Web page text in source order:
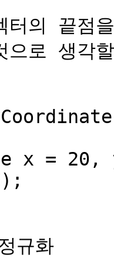
터의 끝점
으로 생각
x = 20,
규화